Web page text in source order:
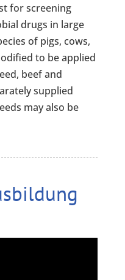
for screening
drugs in large
of pigs, cows,
to be applied
beef and
supplied
may also be